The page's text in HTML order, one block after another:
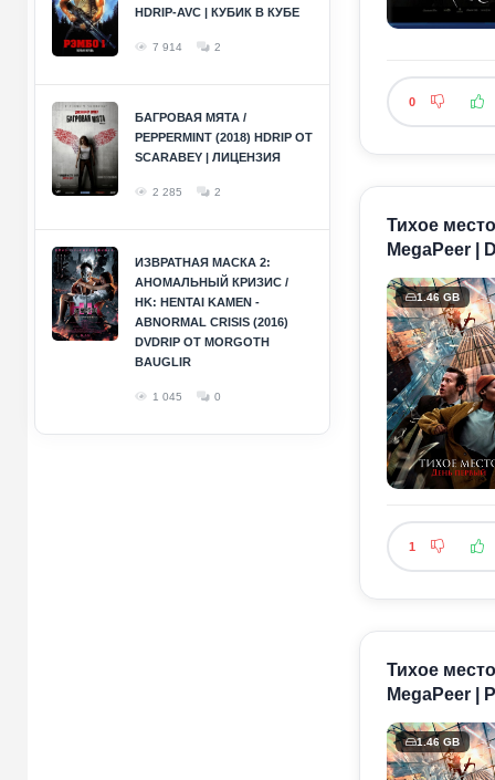
HDRIP-AVC | КУБИК В КУБЕ
7 914 2
БАГРОВАЯ МЯТА /
PEPPERMINT (2018) HDRIP ОТ
SCARABEY | ЛИЦЕНЗИЯ
2 285 2
ИЗВРАТНАЯ МАСКА 2:
АНОМАЛЬНЫЙ КРИЗИС /
HK: HENTAI KAMEN -
ABNORMAL CRISIS (2016)
DVDRIP ОТ MORGOTH
BAUGLIR
1 045 0
0
Тихое
MegaPeer |
1.46 GB
1
Тихое
MegaPeer |
1.46 GB